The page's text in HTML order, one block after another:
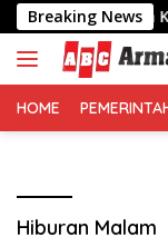
Langsung
ke
konten
Breaking News
Lembaga
HOME
Hiburan Malam